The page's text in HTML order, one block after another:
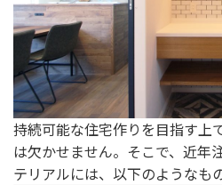
持続可能な住宅作りを目指す上
は欠かせません。そこで、近年
テリアルには、以下のようなも